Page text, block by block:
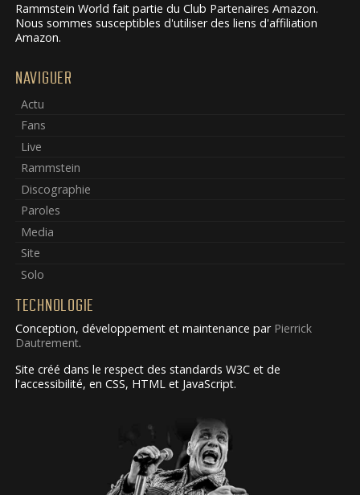
Rammstein World fait partie du Club Partenaires Amazon.
Nous sommes susceptibles d'utiliser des liens d'affiliation
Amazon.
NAVIGUER
Actu
Fans
Live
Rammstein
Discographie
Paroles
Media
Site
Solo
TECHNOLOGIE
Conception, développement et maintenance par Pierrick
Dautrement.
Site créé dans le respect des standards W3C et de
l'accessibilité, en CSS, HTML et JavaScript.